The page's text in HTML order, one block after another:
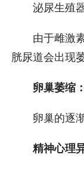
泌尿生殖器
由于雌激素
胱尿道会出现
卵巢萎缩：
卵巢的逐渐
精神心理